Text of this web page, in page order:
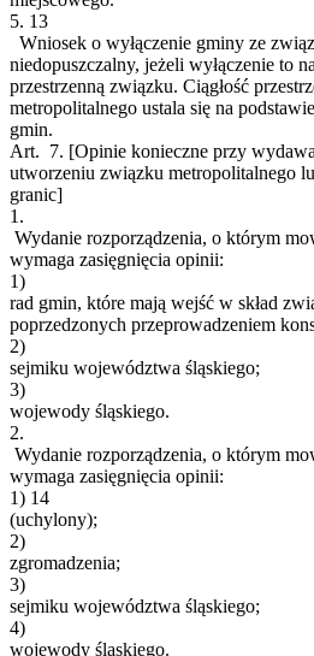
5. 13
Wniosek o wyłączenie gminy ze
niedopuszczalny, jeżeli wyłączenie to
przestrzenną związku. Ciągłość
metropolitalnego ustala się na
gmin.
Art. 7. [Opinie konieczne przy
utworzeniu związku metropolitalnego
granic]
1.
Wydanie rozporządzenia, o którym
wymaga zasięgnięcia opinii:
1)
rad gmin, które mają wejść w skład
poprzedzonych przeprowadzeniem
2)
sejmiku województwa śląskiego;
3)
wojewody śląskiego.
2.
Wydanie rozporządzenia, o którym
wymaga zasięgnięcia opinii:
1) 14
(uchylony);
2)
zgromadzenia;
3)
sejmiku województwa śląskiego;
4)
wojewody śląskiego.